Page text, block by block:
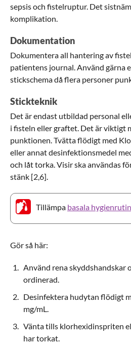
sepsis och fistelruptur. Det
komplikation.
Dokumentation
Dokumentera all hantering av
patientens journal. Använd gärna
stickschema då flera personer
Stickteknik
Det är endast utbildad personal
i fisteln eller graftet. Det är viktigt
punktionen. Tvätta flödigt med
eller annat desinfektionsmedel
och låt torka. Visir ska användas
stänk [2,6].
Tillämpa basala
Gör så här:
Använd rena skyddshandskar
ordinerad.
Desinfektera hudytan flödigt
mg/mL.
Vänta tills klorhexidinspriten
har torkat.